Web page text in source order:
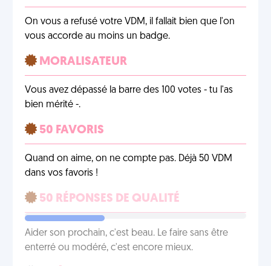
On vous a refusé votre VDM, il fallait bien que l'on
vous accorde au moins un badge.
MORALISATEUR
Vous avez dépassé la barre des 100 votes - tu l'as
bien mérité -.
50 FAVORIS
Quand on aime, on ne compte pas. Déjà 50 VDM
dans vos favoris !
50 RÉPONSES DE QUALITÉ
Aider son prochain, c'est beau. Le faire sans être
enterré ou modéré, c'est encore mieux.